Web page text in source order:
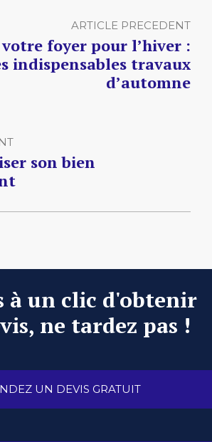
ARTICLE PRECEDENT
foyer pour l’hiver :
indispensables travaux
d’automne
son bien
à un clic d'obtenir
ne tardez pas !
UN DEVIS GRATUIT